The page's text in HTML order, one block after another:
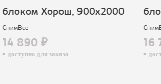
блоком Хорош, 900х2000
СпимВсе
14 890 ₽
доступно для заказа
16